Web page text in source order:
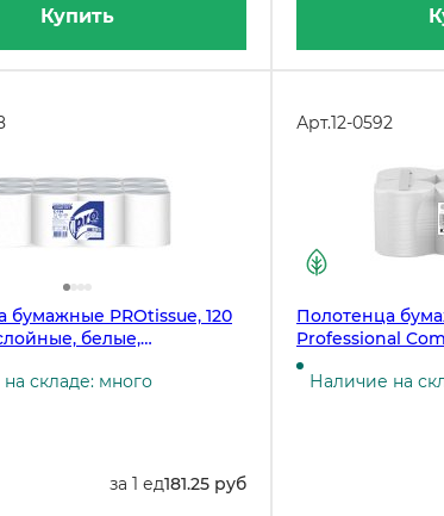
Купить
бумажные PROtissue, 120
белые,
с центральной
втулке, 12 рулонов в
складе: много
за 1 ед181.25 руб
Арт.12-0592
Полотенца
Professional
150 м, белые, 6
Наличие на